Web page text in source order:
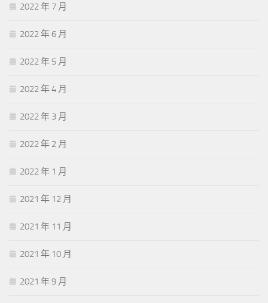
2022 年 7 月
2022 年 6 月
2022 年 5 月
2022 年 4 月
2022 年 3 月
2022 年 2 月
2022 年 1 月
2021 年 12 月
2021 年 11 月
2021 年 10 月
2021 年 9 月